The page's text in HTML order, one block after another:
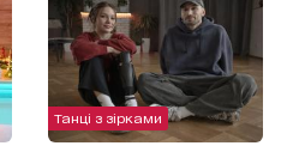
Танці з зірками